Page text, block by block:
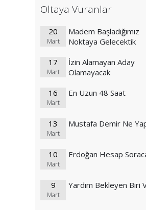
Oltaya Vuranlar
20
Mart
Madem Başladığımız
Noktaya Gelecektik
17
Mart
İzin Alamayan Aday
Olamayacak
16
Mart
En Uzun 48 Saat
13
Mart
Mustafa Demir Ne
10
Mart
Erdoğan Hesap
9
Mart
Yardım Bekleyen Biri